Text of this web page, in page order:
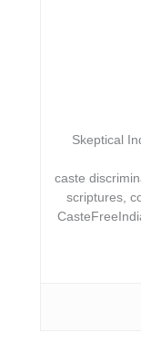
Skeptical
caste
scriptures,